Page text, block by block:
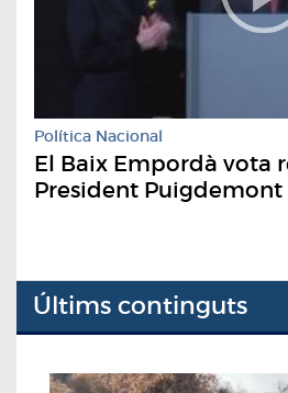
Política Nacional
El Baix Empordà vota
President Puigdemont
Últims continguts